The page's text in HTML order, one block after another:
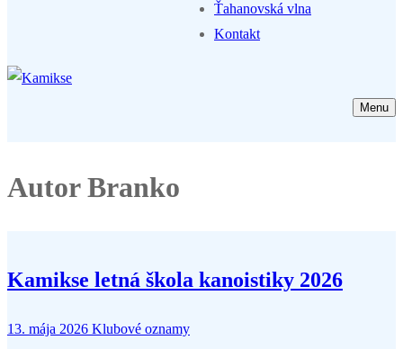
Ťahanovská vlna
Kontakt
Menu
AutorBranko
Kamikse letná škola kanoistiky 2026
13. mája 2026 Klubové oznamy